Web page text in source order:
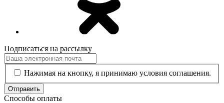
Подписаться на рассылку
Нажимая на кнопку, я принимаю условия соглашения.
Отправить
Способы оплаты